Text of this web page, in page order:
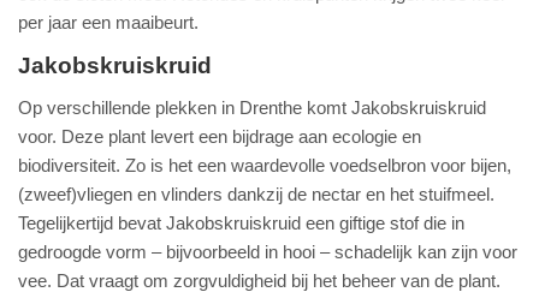
per jaar een maaibeurt.
Jakobskruiskruid
Op verschillende plekken in Drenthe komt Jakobskruiskruid
voor. Deze plant levert een bijdrage aan ecologie en
biodiversiteit. Zo is het een waardevolle voedselbron voor bijen,
(zweef)vliegen en vlinders dankzij de nectar en het stuifmeel.
Tegelijkertijd bevat Jakobskruiskruid een giftige stof die in
gedroogde vorm – bijvoorbeeld in hooi – schadelijk kan zijn voor
vee. Dat vraagt om zorgvuldigheid bij het beheer van de plant.